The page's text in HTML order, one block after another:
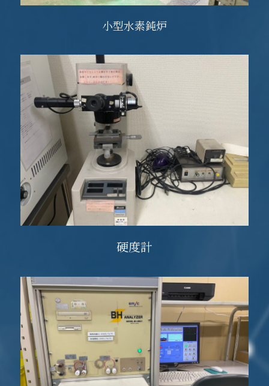
小型水素鈍炉
硬度計